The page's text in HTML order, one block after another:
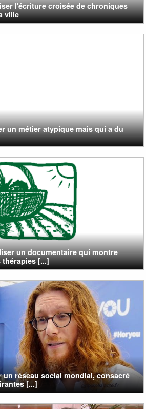
l'écriture croisée de chroniques
ville
un métier atypique mais qui a du
un documentaire qui montre
[...]
un réseau social mondial, consacré
[...]